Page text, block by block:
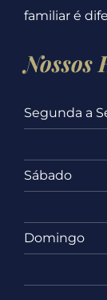
familiar é
Nossos
Segunda a
Sábado
Domingo